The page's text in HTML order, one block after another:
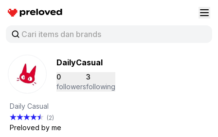
Preloved Indonesia
DailyCasual
0
followers
3
following
Daily Casual
(2)
Preloved by me